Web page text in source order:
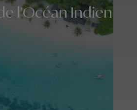
l'Océan Indien